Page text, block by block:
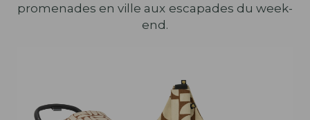
promenades en ville aux escapades du week-
end.